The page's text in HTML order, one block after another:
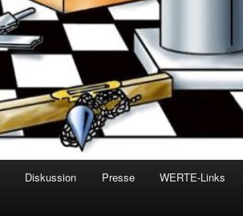
Diskussion Presse WERTE-Links